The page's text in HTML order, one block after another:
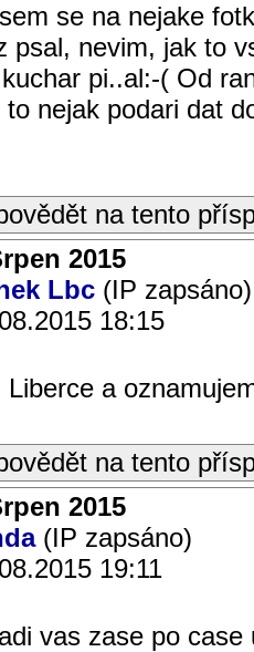
se na nejake
psal, nevim, jak to
pi..al:-( Od
nejak podari dat
na tento
2015
Lbc (IP zapsáno)
18:15
a
na tento
2015
(IP zapsáno)
19:11
vas zase po